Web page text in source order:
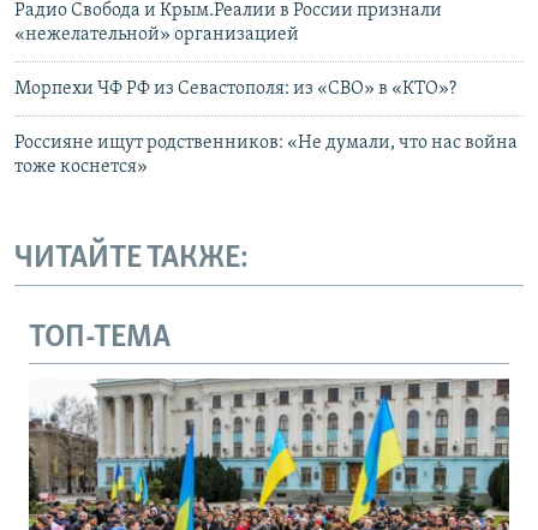
Радио Свобода и Крым.Реалии в России признали
«нежелательной» организацией
Морпехи ЧФ РФ из Севастополя: из «СВО» в «КТО»?
Россияне ищут родственников: «Не думали, что нас война
тоже коснется»
ЧИТАЙТЕ ТАКЖЕ:
ТОП-ТЕМА